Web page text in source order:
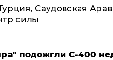
Саудовская
силы
подожгли С-400